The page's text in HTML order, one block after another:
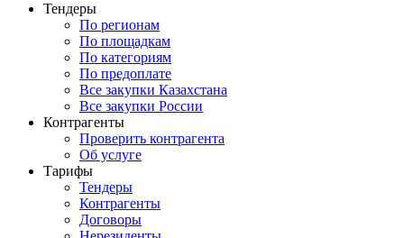
Тендеры
По регионам
По площадкам
По категориям
По предоплате
Все закупки Казахстана
Все закупки России
Контрагенты
Проверить контрагента
Об услуге
Тарифы
Тендеры
Контрагенты
Договоры